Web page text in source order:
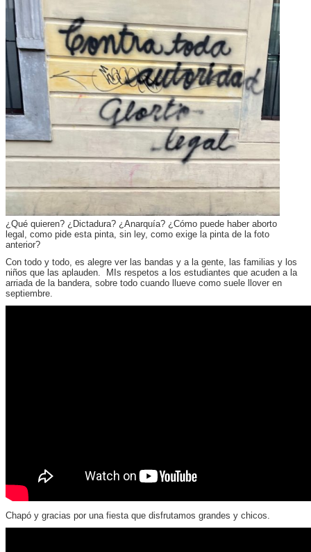
¿Qué quieren? ¿Dictadura? ¿Anarquía? ¿Cómo puede haber aborto
legal, como pide esta pinta, sin ley, como exige la pinta de la foto
anterior?
Con todo y todo, es alegre ver las bandas y a la gente, las familias y los
niños que las aplauden. MIs respetos a los estudiantes que acuden a la
arriada de la bandera, sobre todo cuando llueve como suele llover en
septiembre.
Chapó y gracias por una fiesta que disfrutamos grandes y chicos.